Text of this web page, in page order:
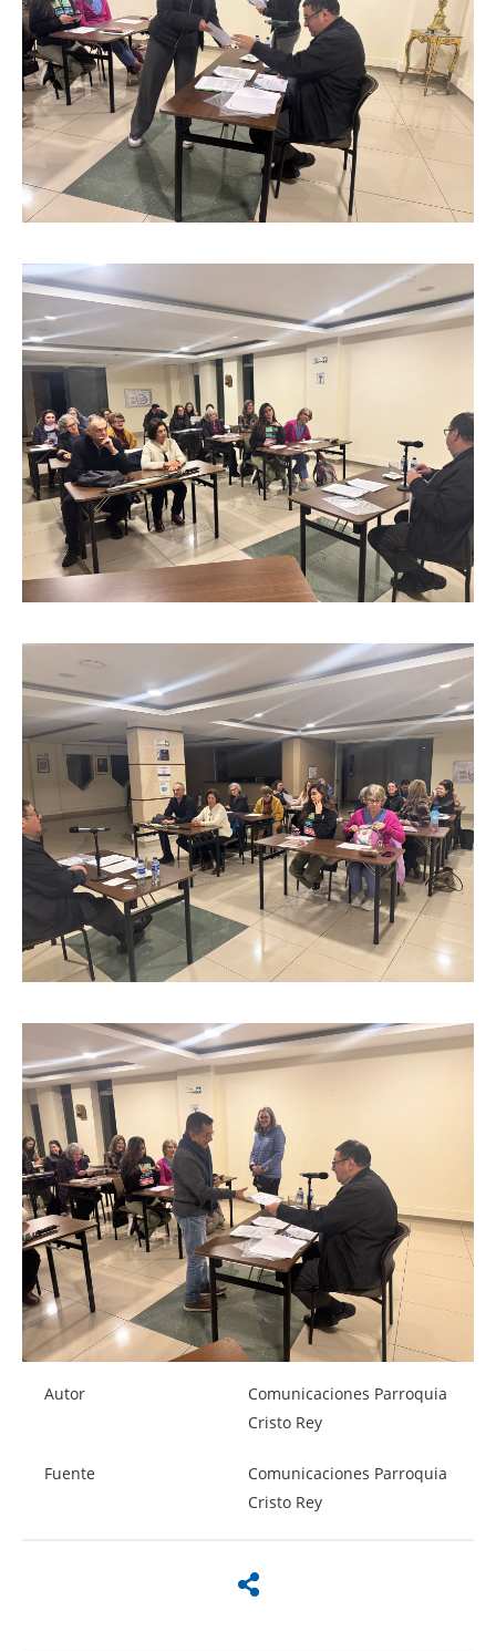
Autor
Comunicaciones Parroquia
Cristo Rey
Fuente
Comunicaciones Parroquia
Cristo Rey